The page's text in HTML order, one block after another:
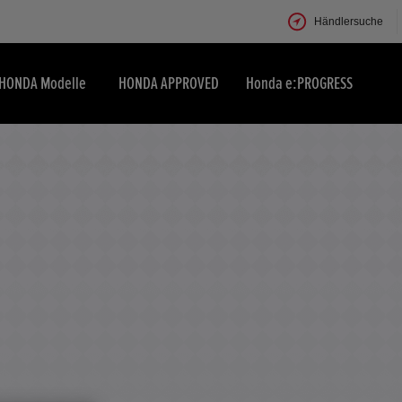
Händlersuche
HONDA Modelle HONDA APPROVED Honda e:PROGRESS